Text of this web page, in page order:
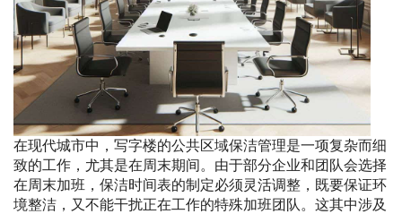
在现代城市中，写字楼的公共区域保洁管理是一项复杂而细
致的工作，尤其是在周末期间。由于部分企业和团队会选择
在周末加班，保洁时间表的制定必须灵活调整，既要保证环
境整洁，又不能干扰正在工作的特殊加班团队。这其中涉及